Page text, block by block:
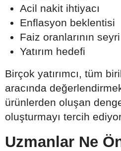
Acil nakit ihtiyacı
Enflasyon beklentisi
Faiz oranlarının seyri
Yatırım hedefi
Birçok yatırımcı, tüm
aracında
ürünlerden oluşan
oluşturmayı tercih
Uzmanlar Ne